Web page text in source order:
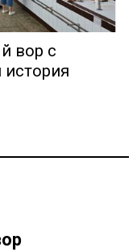
вор с
история